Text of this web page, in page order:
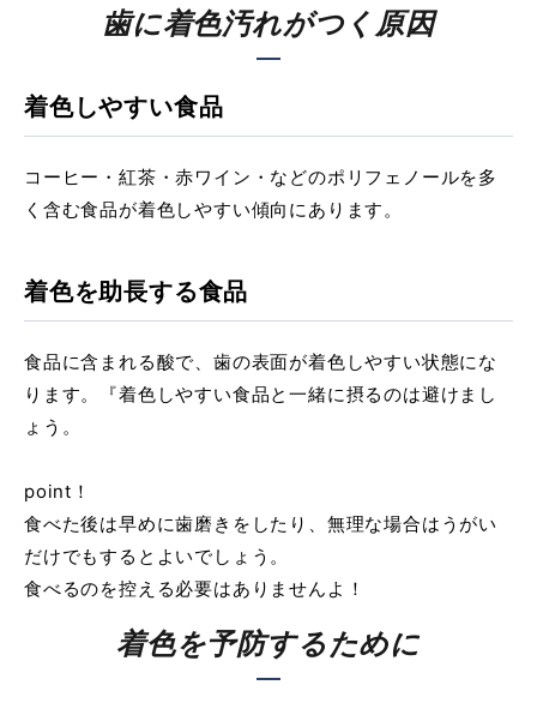
歯に着色汚れがつく原因
着色しやすい食品
コーヒー・紅茶・赤ワイン・などのポリフェノールを多
く含む食品が着色しやすい傾向にあります。
着色を助長する食品
食品に含まれる酸で、歯の表面が着色しやすい状態にな
ります。『着色しやすい食品と一緒に摂るのは避けまし
ょう。
point！
食べた後は早めに歯磨きをしたり、無理な場合はうがい
だけでもするとよいでしょう。
食べるのを控える必要はありませんよ！
着色を予防するために